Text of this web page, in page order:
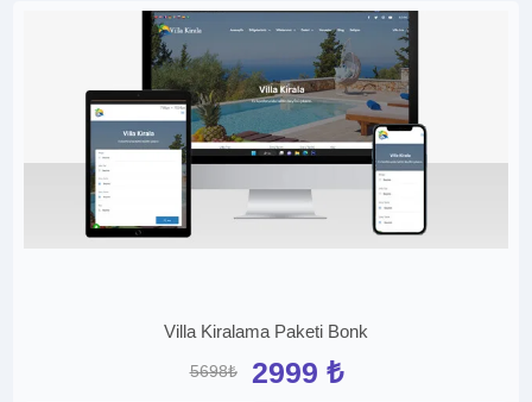
Villa Kiralama Paketi Bonk
5698₺ 2999 ₺